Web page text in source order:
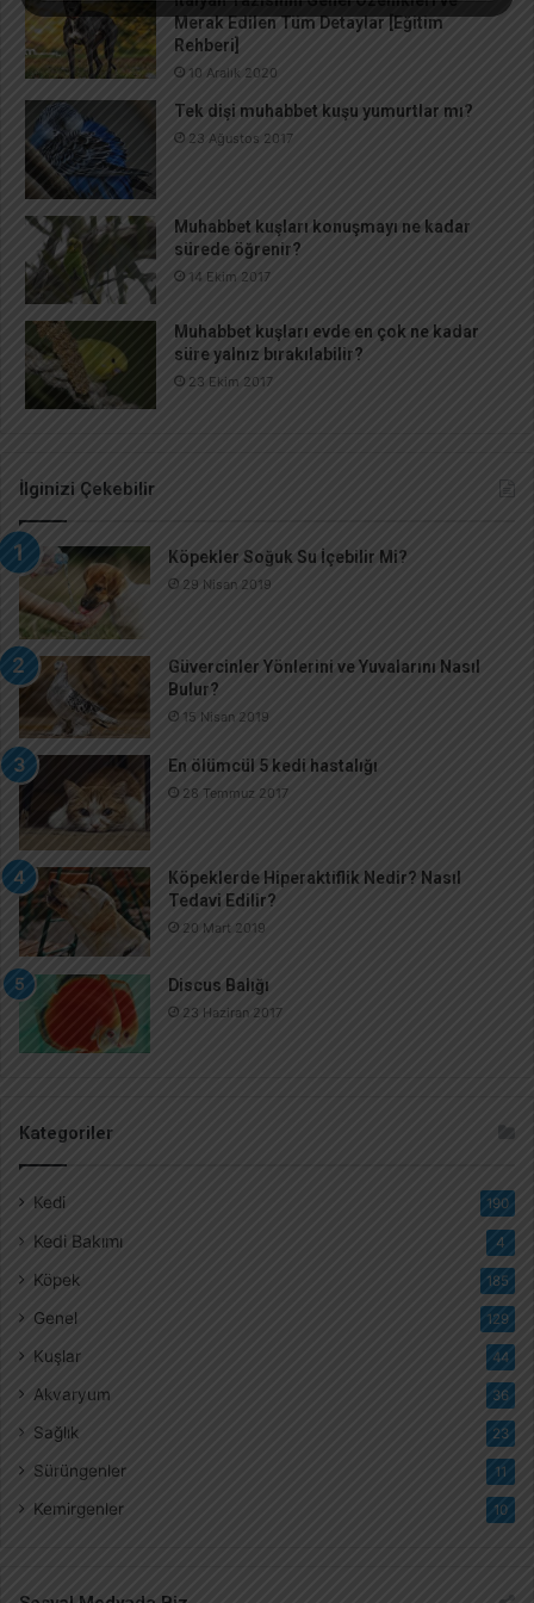
Merak Edilen Tüm Detaylar [Eğitim
Rehberi]
10 Aralık 2020
Tek dişi muhabbet kuşu yumurtlar mı?
23 Ağustos 2017
Muhabbet kuşları konuşmayı ne kadar
sürede öğrenir?
14 Ekim 2017
Muhabbet kuşları evde en çok ne kadar
süre yalnız bırakılabilir?
23 Ekim 2017
İlginizi Çekebilir
Köpekler Soğuk Su İçebilir Mi?
29 Nisan 2019
Güvercinler Yönlerini ve Yuvalarını Nasıl
Bulur?
15 Nisan 2019
En ölümcül 5 kedi hastalığı
28 Temmuz 2017
Köpeklerde Hiperaktiflik Nedir? Nasıl
Tedavi Edilir?
20 Mart 2019
Discus Balığı
23 Haziran 2017
Kategoriler
Kedi 190
Kedi Bakımı 4
Köpek 185
Genel 129
Kuşlar 44
Akvaryum 36
Sağlık 23
Sürüngenler 11
Kemirgenler 10